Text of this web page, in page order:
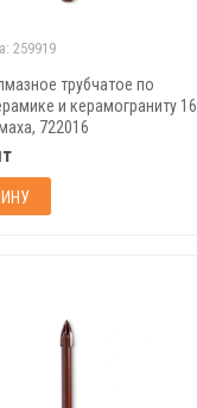
259919
трубчатое по
и керамограниту 16
722016